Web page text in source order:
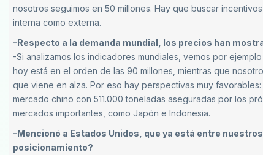
nosotros seguimos en 50 millones. Hay que buscar
interna como externa.
-Respecto a la demanda mundial, los precios han
-Si analizamos los indicadores mundiales, vemos por
hoy está en el orden de las 90 millones, mientras que
que viene en alza. Por eso hay perspectivas muy
mercado chino con 511.000 toneladas aseguradas por los
mercados importantes, como Japón e Indonesia.
-Mencionó a Estados Unidos, que ya está entre
posicionamiento?